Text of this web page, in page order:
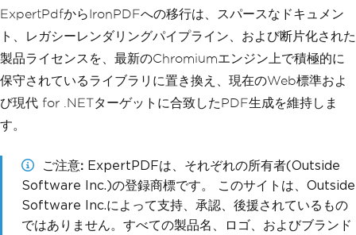
ExpertPdfからIronPDFへの移行は、スパースなドキュメン
ト、レガシーレンダリングパイプライン、および断片化された
製品ライセンスを、最新のChromiumエンジン上で積極的に
保守されているライブラリに置き換え、現在のWeb標準およ
び現代 for .NETターゲットに合致したPDF生成を維持しま
す。
ご注意 ExpertPDFは、それぞれの所有者(Outside
Software Inc.)の登録商標です。 このサイトは、Outside
Software Inc.によって支持、承認、後援されているもの
ではありません。すべての製品名、ロゴ、およびブランド